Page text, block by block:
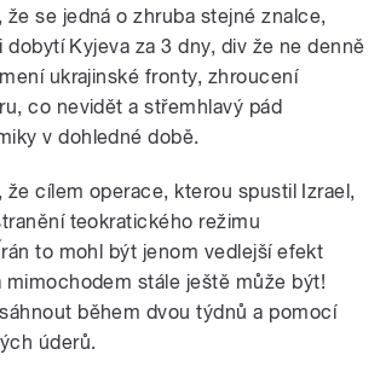
se jedná o zhruba stejné znalce,
dobytí Kyjeva za 3 dny, div že ne denně
ukrajinské fronty, zhroucení
co nevidět a střemhlavý pád
v dohledné době.
že cílem operace, kterou spustil Izrael,
teokratického režimu
to mohl být jenom vedlejší efekt
mimochodem stále ještě může být!
během dvou týdnů a pomocí
úderů.